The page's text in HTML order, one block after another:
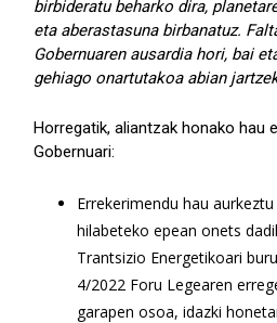
birbideratu beharko dira,
eta aberastasuna birbanatuz.
Gobernuaren ausardia hori, bai
gehiago onartutakoa abian
Horregatik, aliantzak honako hau
Gobernuari:
Errekerimendu hau
hilabeteko epean onets
Trantsizio Energetikoari
4/2022 Foru Legearen
garapen osoa, idazki